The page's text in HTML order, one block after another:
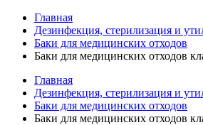
Главная
Дезинфекция, стерилизация и
Баки для медицинских отходов
Баки для медицинских отходов
Главная
Дезинфекция, стерилизация и
Баки для медицинских отходов
Баки для медицинских отходов